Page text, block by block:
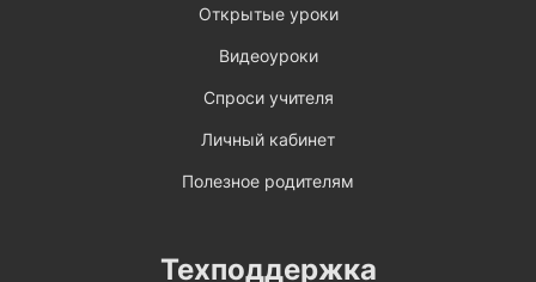
Открытые уроки
Видеоуроки
Спроси учителя
Личный кабинет
Полезное родителям
Техподдержка